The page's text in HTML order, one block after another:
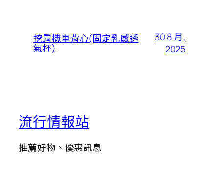
挖肩機車背心(固定乳感透
氣杯)
30 8 月,
2025
流行情報站
推薦好物、優惠訊息